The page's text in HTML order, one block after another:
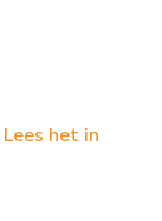
Lees het in